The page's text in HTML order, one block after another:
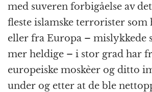
med suveren forbigåelse av
fleste islamske terrorister
eller fra Europa – mislykkede
mer heldige – i stor grad har
europeiske moskèer og ditto
under og etter at de ble